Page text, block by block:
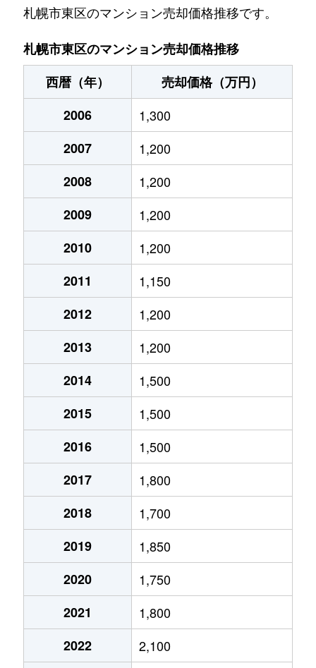
北６条東
3,400万円 東区役所前
北７条東
4,900万円 札幌(ＪＲ)
北７条東
3,500万円 東区役所前
北８条東
1,200万円
北８条東
1,400万円
北８条東
390万円
北８条東
390万円
北８条東
300万円
北８条東
3,000万円
北８条東
2,600万円
北９条東
3,400万円
北１０条東
1,800万円
北１０条東
1,900万円
北１２条東
1,800万円
北１２条東
2,700万円
北１２条東
2,300万円
北１３条東
3,800万円
北１３条東
2,100万円
北１４条東
1,700万円
北１５条東
2,100万円
札幌市東区のマンション売却価格推移です。
札幌市東区のマンション売却価格推移
西暦（年）
売却価格（万円）
2006
1,300
2007
1,200
2008
1,200
2009
1,200
2010
1,200
2011
1,150
2012
1,200
2013
1,200
2014
1,500
2015
1,500
2016
1,500
2017
1,800
2018
1,700
2019
1,850
2020
1,750
2021
1,800
2022
2,100